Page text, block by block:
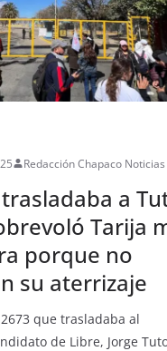
Redacción Chapaco Noticias
a
Tarija
porque no
su aterrizaje
que trasladaba al
de Libre, Jorge